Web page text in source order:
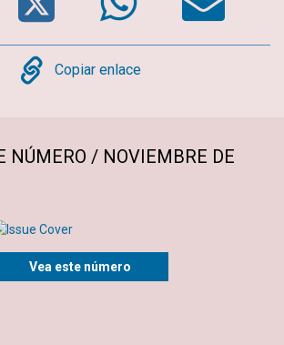
Copy
Copiar enlace
NÚMERO / NOVIEMBRE DE
Vea este número